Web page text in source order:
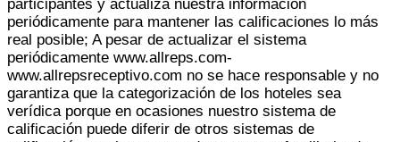
participantes y actualiza nuestra información
periódicamente para mantener las calificaciones lo más
real posible; A pesar de actualizar el sistema
periódicamente www.allreps.com-
www.allrepsreceptivo.com no se hace responsable y no
garantiza que la categorización de los hoteles sea
verídica porque en ocasiones nuestro sistema de
calificación puede diferir de otros sistemas de